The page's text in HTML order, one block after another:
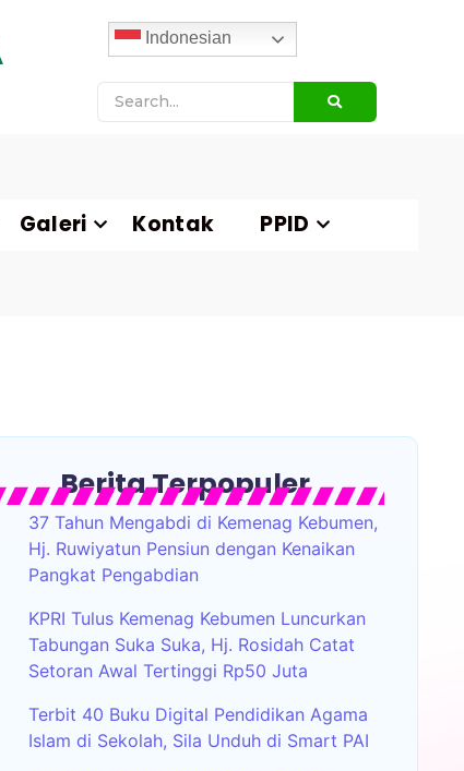
Indonesian
Galeri Kontak PPID
Berita Terpopuler
37 Tahun Mengabdi di Kemenag Kebumen,
Hj. Ruwiyatun Pensiun dengan Kenaikan
Pangkat Pengabdian
KPRI Tulus Kemenag Kebumen Luncurkan
Tabungan Suka Suka, Hj. Rosidah Catat
Setoran Awal Tertinggi Rp50 Juta
Terbit 40 Buku Digital Pendidikan Agama
Islam di Sekolah, Sila Unduh di Smart PAI